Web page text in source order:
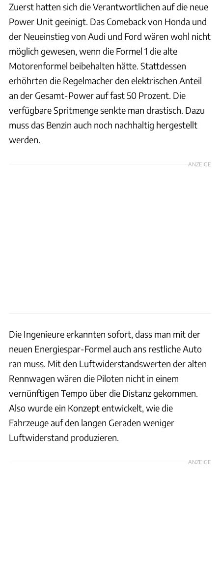
Zuerst hatten sich die Verantwortlichen auf die neue
Power Unit geeinigt. Das Comeback von Honda und
der Neueinstieg von Audi und Ford wären wohl nicht
möglich gewesen, wenn die Formel 1 die alte
Motorenformel beibehalten hätte. Stattdessen
erhöhrten die Regelmacher den elektrischen Anteil
an der Gesamt-Power auf fast 50 Prozent. Die
verfügbare Spritmenge senkte man drastisch. Dazu
muss das Benzin auch noch nachhaltig hergestellt
werden.
ANZEIGE
Die Ingenieure erkannten sofort, dass man mit der
neuen Energiespar-Formel auch ans restliche Auto
ran muss. Mit den Luftwiderstandswerten der alten
Rennwagen wären die Piloten nicht in einem
vernünftigen Tempo über die Distanz gekommen.
Also wurde ein Konzept entwickelt, wie die
Fahrzeuge auf den langen Geraden weniger
Luftwiderstand produzieren.
ANZEIGE